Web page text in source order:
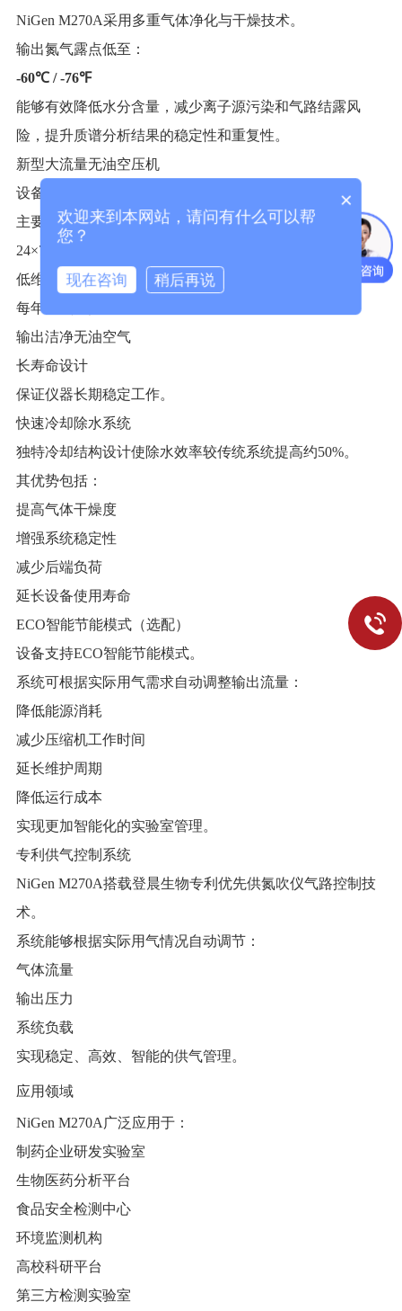
NiGen M270A采用多重气体净化与干燥技术。
输出氮气露点低至：
-60℃ / -76℉
能够有效降低水分含量，减少离子源污染和气路结露风
险，提升质谱分析结果的稳定性和重复性。
新型大流量无油空压机
设备内置高性能无油静音空压机。
主要特点包括：
24×7全天候运行
低维护成本
每年一次维护
输出洁净无油空气
长寿命设计
保证仪器长期稳定工作。
快速冷却除水系统
独特冷却结构设计使除水效率较传统系统提高约50%。
其优势包括：
提高气体干燥度
增强系统稳定性
减少后端负荷
延长设备使用寿命
ECO智能节能模式（选配）
设备支持ECO智能节能模式。
系统可根据实际用气需求自动调整输出流量：
降低能源消耗
减少压缩机工作时间
延长维护周期
降低运行成本
实现更加智能化的实验室管理。
专利供气控制系统
NiGen M270A搭载登晨生物专利优先供氮吹仪气路控制技
术。
系统能够根据实际用气情况自动调节：
气体流量
输出压力
系统负载
实现稳定、高效、智能的供气管理。
应用领域
NiGen M270A广泛应用于：
制药企业研发实验室
生物医药分析平台
食品安全检测中心
环境监测机构
高校科研平台
第三方检测实验室
×
欢迎来到本网站，请问有什么可以帮
您？
现在咨询 稍后再说